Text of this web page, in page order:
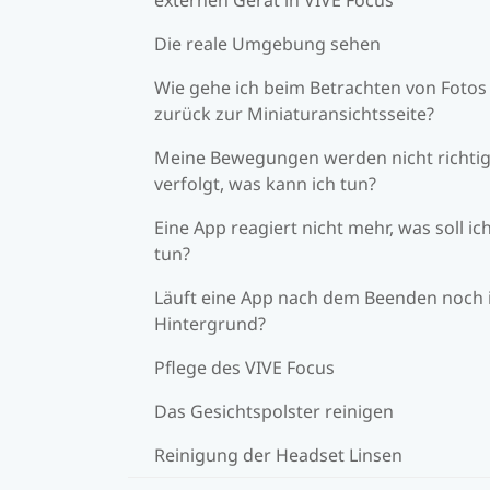
Die reale Umgebung sehen
Wie gehe ich beim Betrachten von Fotos
zurück zur Miniaturansichtsseite?
Meine Bewegungen werden nicht richtig
verfolgt, was kann ich tun?
Eine App reagiert nicht mehr, was soll ich
tun?
Läuft eine App nach dem Beenden noch
Hintergrund?
Pflege des VIVE Focus
Das Gesichtspolster reinigen
Reinigung der Headset Linsen